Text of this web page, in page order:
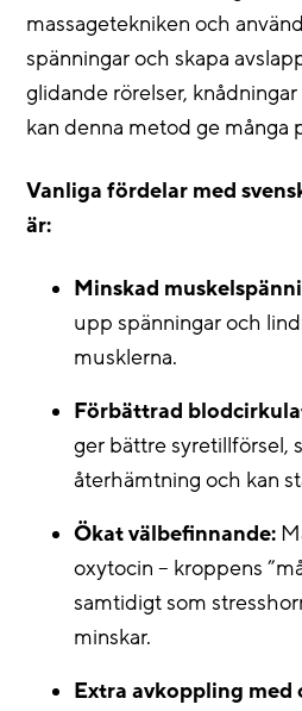
massagetekniken och
spänningar och skapa
glidande rörelser,
kan denna metod ge många
Vanliga fördelar med
är:
Minskad
upp spänningar och
musklerna.
Förbättrad
ger bättre syretillförsel,
återhämtning och kan
Ökat välbefinnande:
oxytocin – kroppens
samtidigt som
minskar.
Extra avkoppling med